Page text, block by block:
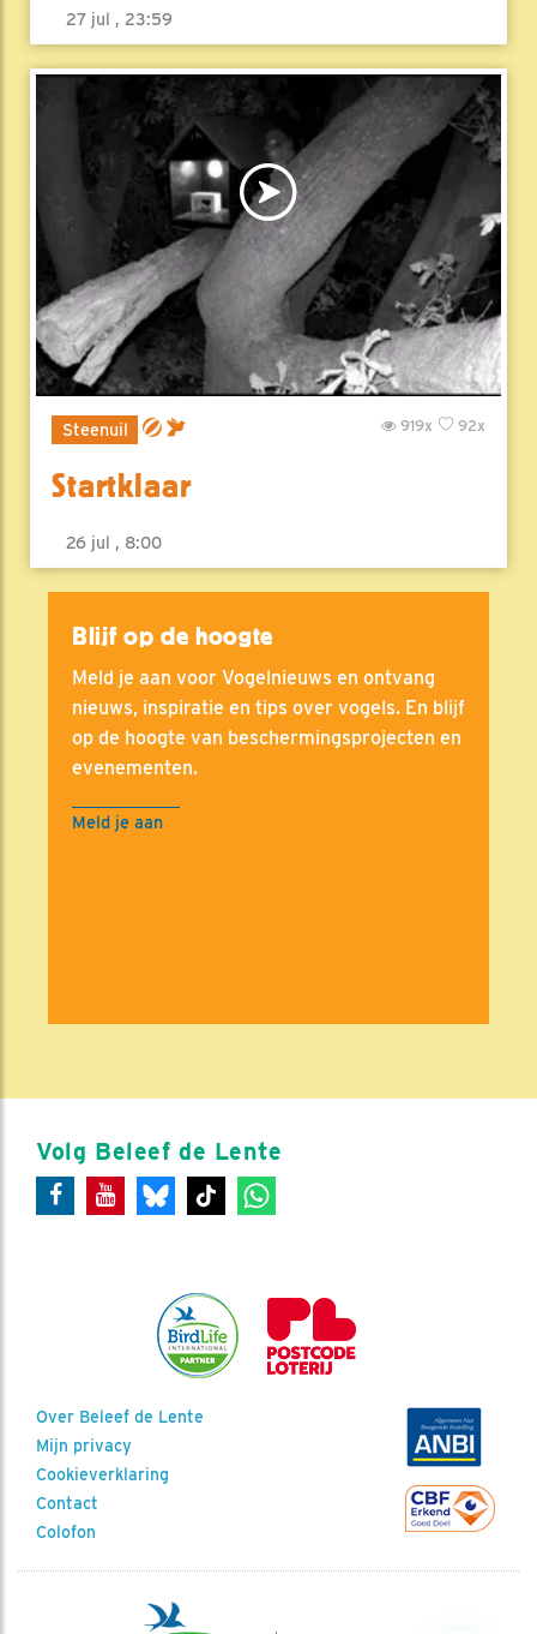
27 jul , 23:59
Steenuil 92x
919x
Startklaar
26 jul , 8:00
Blijf op de hoogte
Meld je aan voor Vogelnieuws en ontvang
nieuws, inspiratie en tips over vogels. En blijf
op de hoogte van beschermingsprojecten en
evenementen.
Meld je aan
Volg Beleef de Lente
Over Beleef de Lente
Mijn privacy
Cookieverklaring
Contact
Colofon